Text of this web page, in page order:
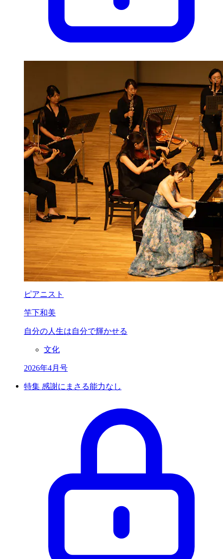
ピアニスト
竿下和美
自分の人生は自分で輝かせる
文化
2026年4月号
特集 感謝にまさる能力なし